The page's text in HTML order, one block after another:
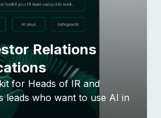
Relations
for Heads of IR and
leads who want to use AI in